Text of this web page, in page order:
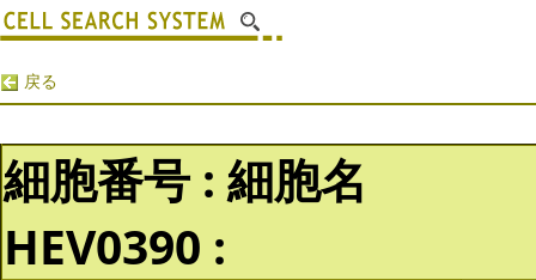
戻る
細胞番号 : 細胞名
HEV0390 :